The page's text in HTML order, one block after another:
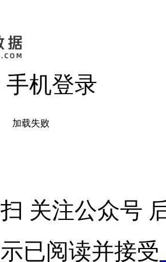
手机登录
加载失败
关注公众号
已阅读并接受